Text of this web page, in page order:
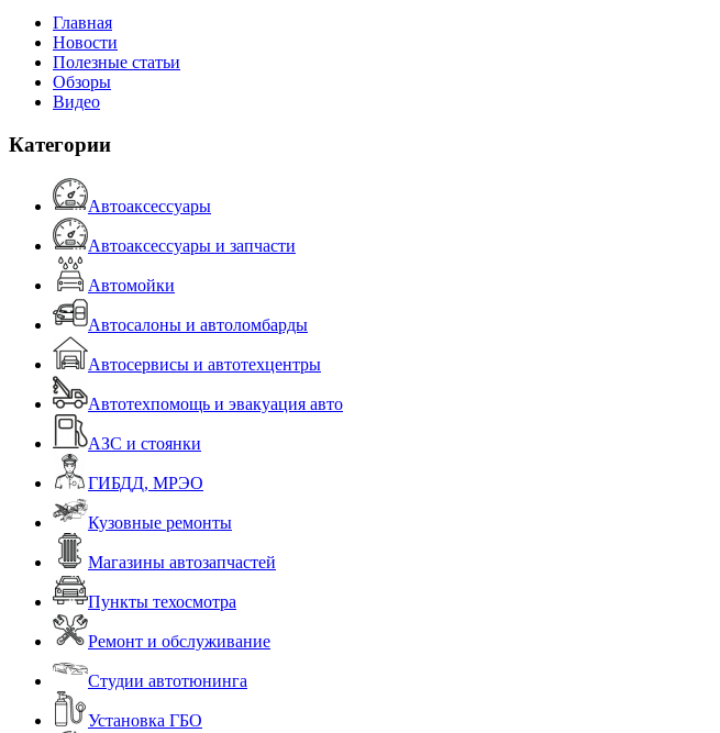
Главная
Новости
Полезные статьи
Обзоры
Видео
Категории
Автоаксессуары
Автоаксессуары и запчасти
Автомойки
Автосалоны и автоломбарды
Автосервисы и автотехцентры
Автотехпомощь и эвакуация авто
АЗС и стоянки
ГИБДД, МРЭО
Кузовные ремонты
Магазины автозапчастей
Пункты техосмотра
Ремонт и обслуживание
Студии автотюнинга
Установка ГБО